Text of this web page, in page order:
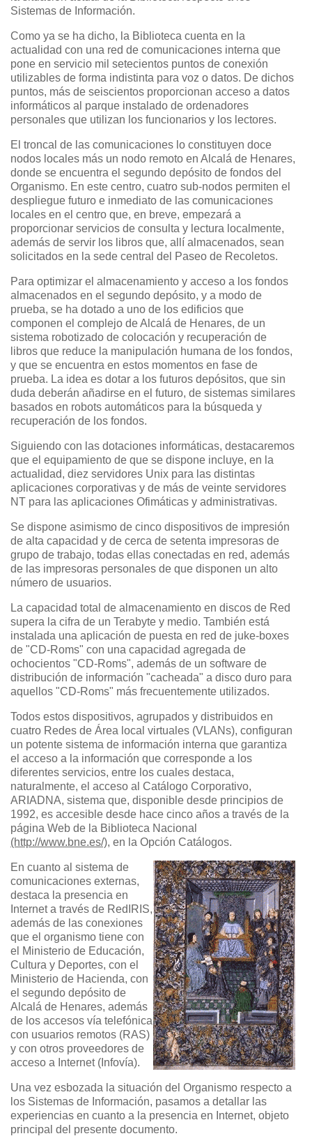
Sistemas de Información.
Como ya se ha dicho, la Biblioteca cuenta en la
actualidad con una red de comunicaciones interna que
pone en servicio mil setecientos puntos de conexión
utilizables de forma indistinta para voz o datos. De dichos
puntos, más de seiscientos proporcionan acceso a datos
informáticos al parque instalado de ordenadores
personales que utilizan los funcionarios y los lectores.
El troncal de las comunicaciones lo constituyen doce
nodos locales más un nodo remoto en Alcalá de Henares,
donde se encuentra el segundo depósito de fondos del
Organismo. En este centro, cuatro sub-nodos permiten el
despliegue futuro e inmediato de las comunicaciones
locales en el centro que, en breve, empezará a
proporcionar servicios de consulta y lectura localmente,
además de servir los libros que, allí almacenados, sean
solicitados en la sede central del Paseo de Recoletos.
Para optimizar el almacenamiento y acceso a los fondos
almacenados en el segundo depósito, y a modo de
prueba, se ha dotado a uno de los edificios que
componen el complejo de Alcalá de Henares, de un
sistema robotizado de colocación y recuperación de
libros que reduce la manipulación humana de los fondos,
y que se encuentra en estos momentos en fase de
prueba. La idea es dotar a los futuros depósitos, que sin
duda deberán añadirse en el futuro, de sistemas similares
basados en robots automáticos para la búsqueda y
recuperación de los fondos.
Siguiendo con las dotaciones informáticas, destacaremos
que el equipamiento de que se dispone incluye, en la
actualidad, diez servidores Unix para las distintas
aplicaciones corporativas y de más de veinte servidores
NT para las aplicaciones Ofimáticas y administrativas.
Se dispone asimismo de cinco dispositivos de impresión
de alta capacidad y de cerca de setenta impresoras de
grupo de trabajo, todas ellas conectadas en red, además
de las impresoras personales de que disponen un alto
número de usuarios.
La capacidad total de almacenamiento en discos de Red
supera la cifra de un Terabyte y medio. También está
instalada una aplicación de puesta en red de juke-boxes
de "CD-Roms" con una capacidad agregada de
ochocientos "CD-Roms", además de un software de
distribución de información "cacheada" a disco duro para
aquellos "CD-Roms" más frecuentemente utilizados.
Todos estos dispositivos, agrupados y distribuidos en
cuatro Redes de Área local virtuales (VLANs), configuran
un potente sistema de información interna que garantiza
el acceso a la información que corresponde a los
diferentes servicios, entre los cuales destaca,
naturalmente, el acceso al Catálogo Corporativo,
ARIADNA, sistema que, disponible desde principios de
1992, es accesible desde hace cinco años a través de la
página Web de la Biblioteca Nacional
(http://www.bne.es/), en la Opción Catálogos.
En cuanto al sistema de
comunicaciones externas,
destaca la presencia en
Internet a través de RedIRIS,
además de las conexiones
que el organismo tiene con
el Ministerio de Educación,
Cultura y Deportes, con el
Ministerio de Hacienda, con
el segundo depósito de
Alcalá de Henares, además
de los accesos vía telefónica
con usuarios remotos (RAS)
y con otros proveedores de
acceso a Internet (Infovía).
Una vez esbozada la situación del Organismo respecto a
los Sistemas de Información, pasamos a detallar las
experiencias en cuanto a la presencia en Internet, objeto
principal del presente documento.